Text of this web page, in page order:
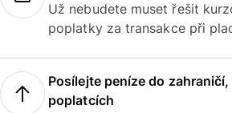
Už nebudete muset řešit
poplatky za transakce při
Posílejte peníze do
poplatcích